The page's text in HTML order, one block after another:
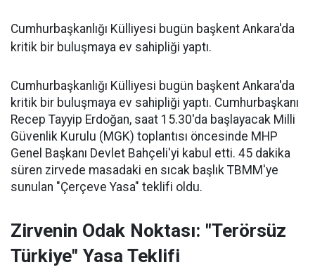
Cumhurbaşkanlığı Külliyesi bugün başkent Ankara'da
kritik bir buluşmaya ev sahipliği yaptı.
Cumhurbaşkanlığı Külliyesi bugün başkent Ankara'da
kritik bir buluşmaya ev sahipliği yaptı. Cumhurbaşkanı
Recep Tayyip Erdoğan, saat 15.30'da başlayacak Milli
Güvenlik Kurulu (MGK) toplantısı öncesinde MHP
Genel Başkanı Devlet Bahçeli'yi kabul etti. 45 dakika
süren zirvede masadaki en sıcak başlık TBMM'ye
sunulan "Çerçeve Yasa" teklifi oldu.
Zirvenin Odak Noktası: "Terörsüz
Türkiye" Yasa Teklifi